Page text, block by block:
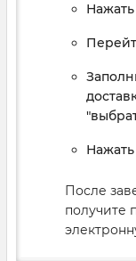
После
получите